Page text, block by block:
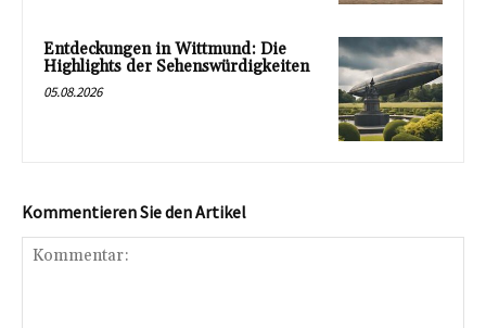
Entdeckungen in Wittmund: Die
Highlights der Sehenswürdigkeiten
05.08.2026
Kommentieren Sie den Artikel